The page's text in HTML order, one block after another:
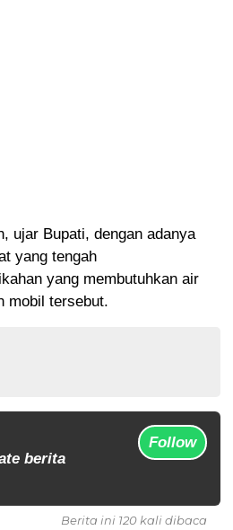
ujar Bupati, dengan adanya
yang tengah
yang membutuhkan air
mobil tersebut.
berita
Follow
Berita ini 120 kali dibaca